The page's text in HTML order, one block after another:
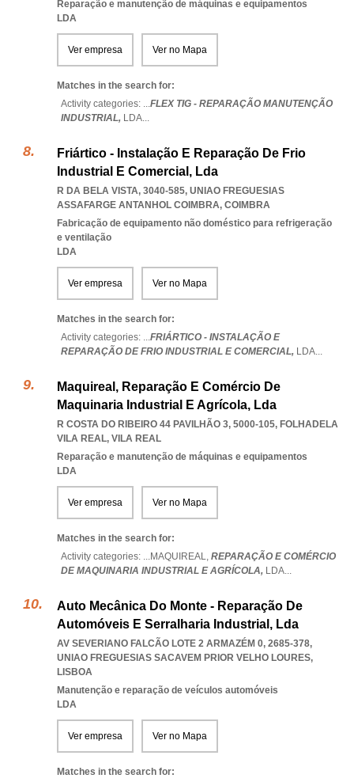
Reparação e manutenção de máquinas e equipamentos
LDA
Ver empresa Ver no Mapa
Matches in the search for:
Activity categories: ...FLEX TIG - REPARAÇÃO MANUTENÇÃO
INDUSTRIAL, LDA...
Friártico - Instalação E Reparação De Frio
Industrial E Comercial, Lda
R DA BELA VISTA, 3040-585, UNIAO FREGUESIAS
ASSAFARGE ANTANHOL COIMBRA, COIMBRA
Fabricação de equipamento não doméstico para refrigeração
e ventilação
LDA
Ver empresa Ver no Mapa
Matches in the search for:
Activity categories: ...FRIÁRTICO - INSTALAÇÃO E
REPARAÇÃO DE FRIO INDUSTRIAL E COMERCIAL, LDA...
Maquireal, Reparação E Comércio De
Maquinaria Industrial E Agrícola, Lda
R COSTA DO RIBEIRO 44 PAVILHÃO 3, 5000-105, FOLHADELA
VILA REAL, VILA REAL
Reparação e manutenção de máquinas e equipamentos
LDA
Ver empresa Ver no Mapa
Matches in the search for:
Activity categories: ...MAQUIREAL, REPARAÇÃO E COMÉRCIO
DE MAQUINARIA INDUSTRIAL E AGRÍCOLA, LDA...
Auto Mecânica Do Monte - Reparação De
Automóveis E Serralharia Industrial, Lda
AV SEVERIANO FALCÃO LOTE 2 ARMAZÉM 0, 2685-378,
UNIAO FREGUESIAS SACAVEM PRIOR VELHO LOURES,
LISBOA
Manutenção e reparação de veículos automóveis
LDA
Ver empresa Ver no Mapa
Matches in the search for: